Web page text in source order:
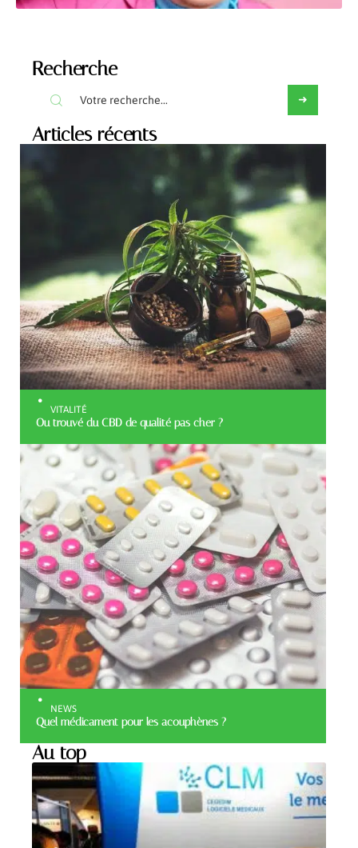
Recherche
Articles récents
VITALITÉ
Ou trouvé du CBD de qualité pas cher ?
NEWS
Quel médicament pour les acouphènes ?
Au top